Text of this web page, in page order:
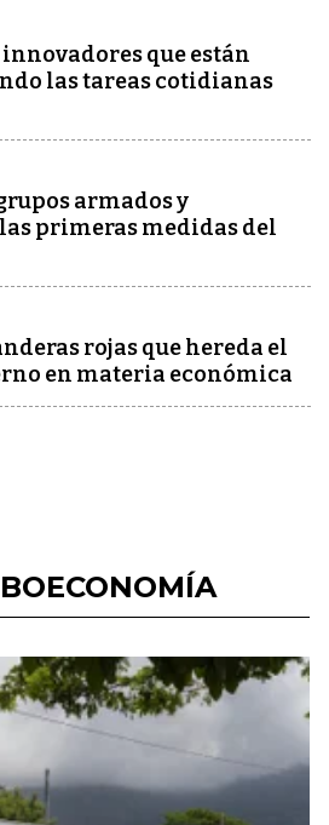
innovadores que están
las tareas cotidianas
armados y
primeras medidas del
rojas que hereda el
en materia económica